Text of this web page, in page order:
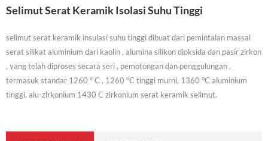
Selimut Serat Keramik Isolasi Suhu Tinggi
selimut serat keramik insulasi suhu tinggi dibuat dari pemintalan massal
serat silikat aluminium dari kaolin , alumina silikon dioksida dan pasir zirkon
, yang telah diproses secara seri , pemotongan dan penggulungan ,
termasuk standar 1260 ° C , 1260 °C tinggi murni, 1360 °C aluminium
tinggi, alu-zirkonium 1430 C zirkonium serat keramik selimut.